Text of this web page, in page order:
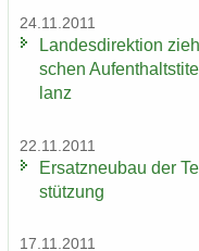
24.11.2011
Lan­des­di­rek­ti­on
schen
lanz
22.11.2011
Er­satz­neu­bau der
stüt­zung
17.11.2011